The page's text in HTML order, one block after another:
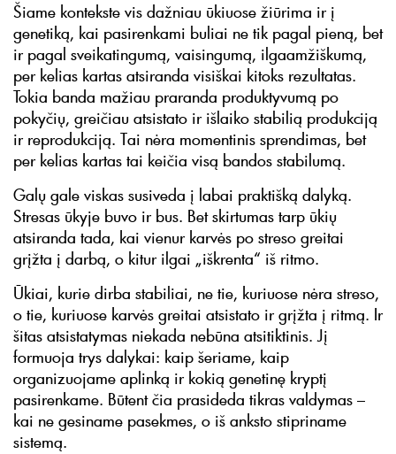
Šiame kontekste vis dažniau ūkiuose žiūrima ir į
genetiką, kai pasirenkami buliai ne tik pagal pieną, bet
ir pagal sveikatingumą, vaisingumą, ilgaamžiškumą,
per kelias kartas atsiranda visiškai kitoks rezultatas.
Tokia banda mažiau praranda produktyvumą po
pokyčių, greičiau atsistato ir išlaiko stabilią produkciją
ir reprodukciją. Tai nėra momentinis sprendimas, bet
per kelias kartas tai keičia visą bandos stabilumą.
Galų gale viskas susiveda į labai praktišką dalyką.
Stresas ūkyje buvo ir bus. Bet skirtumas tarp ūkių
atsiranda tada, kai vienur karvės po streso greitai
grįžta į darbą, o kitur ilgai „iškrenta“ iš ritmo.
Ūkiai, kurie dirba stabiliai, ne tie, kuriuose nėra streso,
o tie, kuriuose karvės greitai atsistato ir grįžta į ritmą. Ir
šitas atsistatymas niekada nebūna atsitiktinis. Jį
formuoja trys dalykai: kaip šeriame, kaip
organizuojame aplinką ir kokią genetinę kryptį
pasirenkame. Būtent čia prasideda tikras valdymas –
kai ne gesiname pasekmes, o iš anksto stipriname
sistemą.